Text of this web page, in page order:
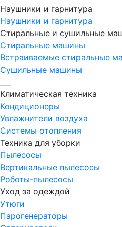
Наушники и гарнитура
Наушники и гарнитура
Стиральные и сушильные
Стиральные машины
Встраиваемые стиральные
Сушильные машины
Климатическая техника
Кондиционеры
Увлажнители воздуха
Системы отопления
Техника для уборки
Пылесосы
Вертикальные пылесосы
Роботы-пылесосы
Уход за одеждой
Утюги
Парогенераторы